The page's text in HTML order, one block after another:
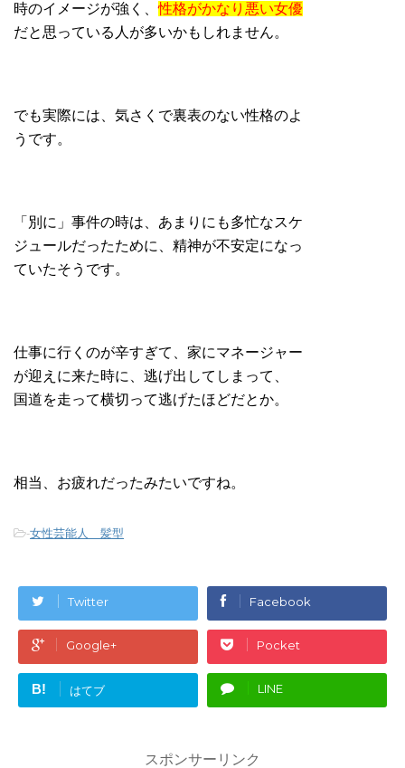
時のイメージが強く、性格がかなり悪い女優
だと思っている人が多いかもしれません。
でも実際には、気さくで裏表のない性格のよ
うです。
「別に」事件の時は、あまりにも多忙なスケ
ジュールだったために、精神が不安定になっ
ていたそうです。
仕事に行くのが辛すぎて、家にマネージャー
が迎えに来た時に、逃げ出してしまって、
国道を走って横切って逃げたほどだとか。
相当、お疲れだったみたいですね。
-女性芸能人 髪型
Twitter Facebook
Google+ Pocket
B! はてブ LINE
スポンサーリンク